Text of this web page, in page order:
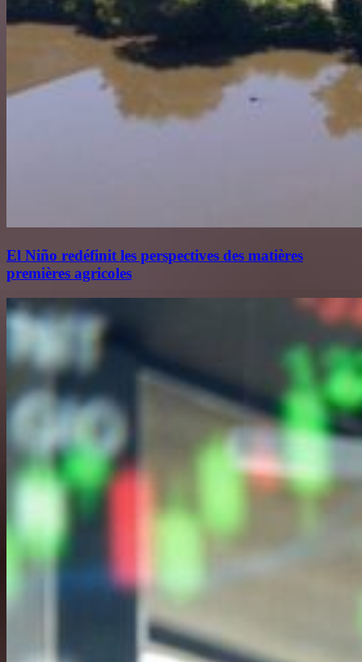
El Niño redéfinit les perspectives des matières
premières agricoles